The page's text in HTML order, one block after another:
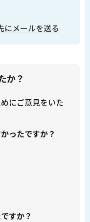
にメールを送る
か？
にご意見をいた
ったですか？
すか？